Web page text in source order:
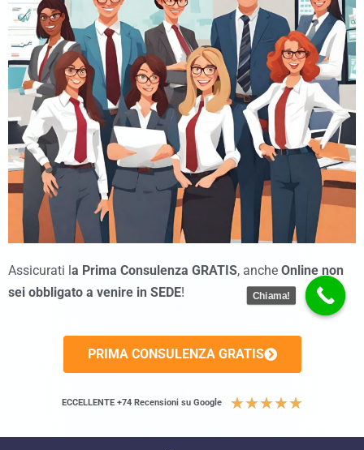
Assicurati la Prima Consulenza GRATIS, anche Online non
sei obbligato a venire in SEDE!
PRIMA CONSULENZA GRATIS
ECCELLENTE +74 Recensioni su Google ★★★★★
Chiama!